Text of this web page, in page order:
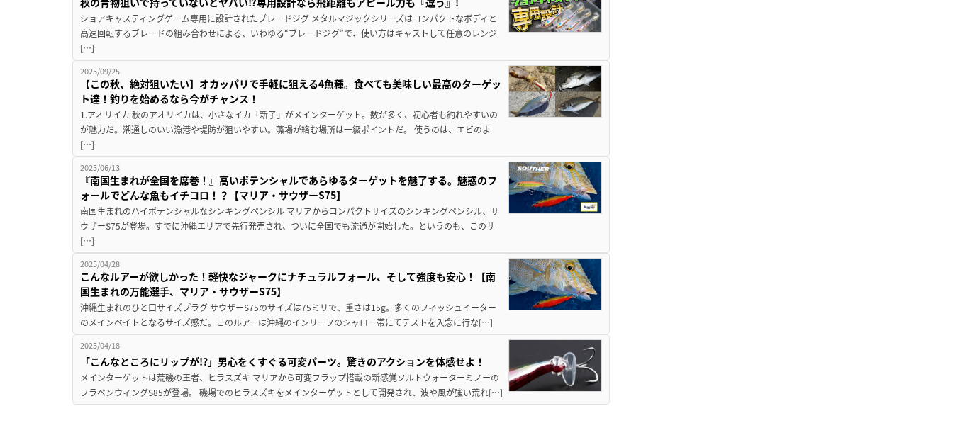
ショアキャスティングゲーム専用に設計されたブレードジグ メタルマジックシリーズはコンパクトなボディと
高速回転するブレードの組み合わせによる、いわゆる“ブレードジグ”で、使い方はキャストして任意のレンジ
[…]
2025/09/25
【この秋、絶対狙いたい】オカッパリで手軽に狙える4魚種。食べても美味しい最高のターゲッ
ト達！釣りを始めるなら今がチャンス！
1.アオリイカ 秋のアオリイカは、小さなイカ「新子」がメインターゲット。数が多く、初心者も釣れやすいの
が魅力だ。潮通しのいい漁港や堤防が狙いやすい。藻場が絡む場所は一級ポイントだ。 使うのは、エビのよ
[…]
2025/06/13
『南国生まれが全国を席巻！』高いポテンシャルであらゆるターゲットを魅了する。魅惑のフ
ォールでどんな魚もイチコロ！？【マリア・サウザーS75】
南国生まれのハイポテンシャルなシンキングペンシル マリアからコンパクトサイズのシンキングペンシル、サ
ウザーS75が登場。すでに沖縄エリアで先行発売され、ついに全国でも流通が開始した。というのも、このサ
[…]
2025/04/28
こんなルアーが欲しかった！軽快なジャークにナチュラルフォール、そして強度も安心！【南
国生まれの万能選手、マリア・サウザーS75】
沖縄生まれのひと口サイズプラグ サウザーS75のサイズは75ミリで、重さは15g。多くのフィッシュイーター
のメインベイトとなるサイズ感だ。このルアーは沖縄のインリーフのシャロー帯にてテストを入念に行な[…]
2025/04/18
「こんなところにリップが!?」男心をくすぐる可変パーツ。驚きのアクションを体感せよ！
メインターゲットは荒磯の王者、ヒラスズキ マリアから可変フラップ搭載の新感覚ソルトウォーターミノーの
フラペンウィングS85が登場。 磯場でのヒラスズキをメインターゲットとして開発され、波や風が強い荒れ[…]